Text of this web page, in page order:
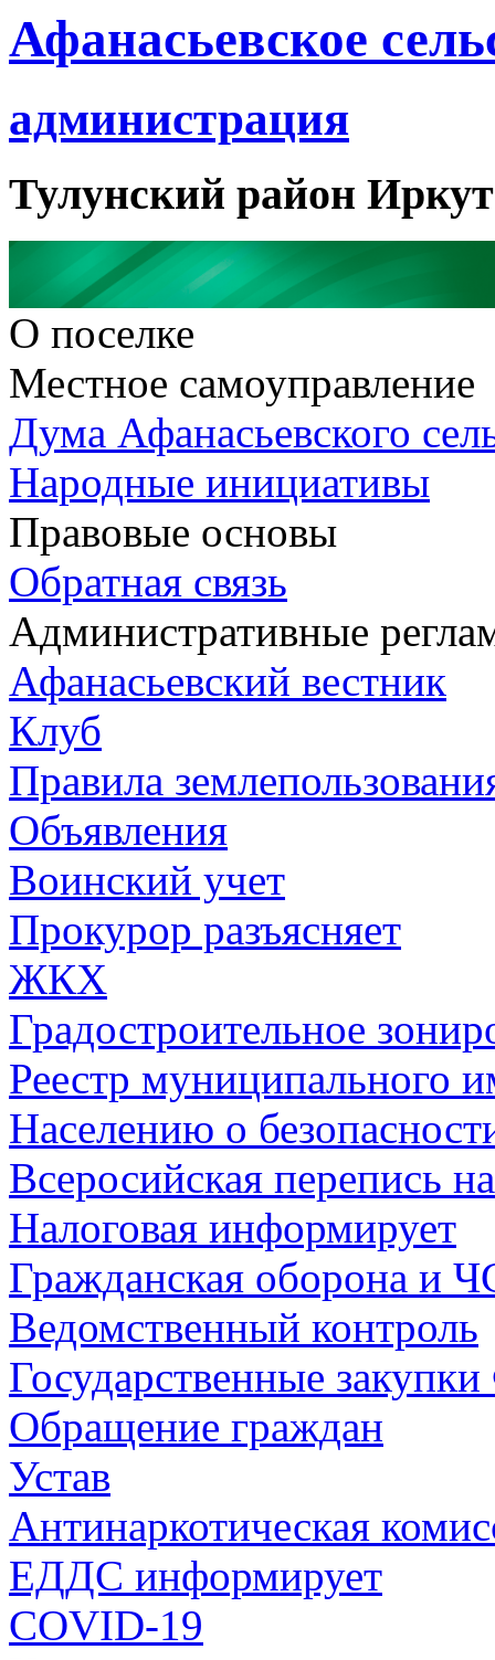
Афанасьевское
администрация
Тулунский район
О поселке
Местное самоуправление
Дума Афанасьевского
Народные инициативы
Правовые основы
Обратная связь
Административные
Афанасьевский вестник
Клуб
Правила
Объявления
Воинский учет
Прокурор разъясняет
ЖКХ
Градостроительное
Реестр муниципального
Населению о
Всеросийская перепись
Налоговая информирует
Гражданская оборона и
Ведомственный контроль
Государственные
Обращение граждан
Устав
Антинаркотическая
ЕДДС информирует
COVID-19